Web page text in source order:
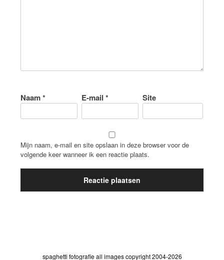
Naam* E-mail * Site
Mijn naam, e-mail en site opslaan in deze browser voor de
volgende keer wanneer ik een reactie plaats.
spaghetti fotografie all images copyright 2004-2026